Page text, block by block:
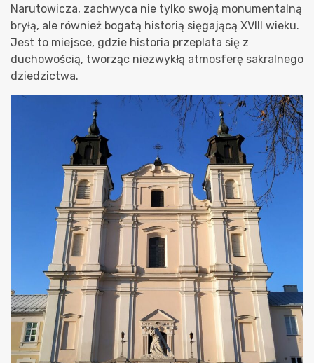
Narutowicza, zachwyca nie tylko swoją monumentalną
bryłą, ale również bogatą historią sięgającą XVIII wieku.
Jest to miejsce, gdzie historia przeplata się z
duchowością, tworząc niezwykłą atmosferę sakralnego
dziedzictwa.